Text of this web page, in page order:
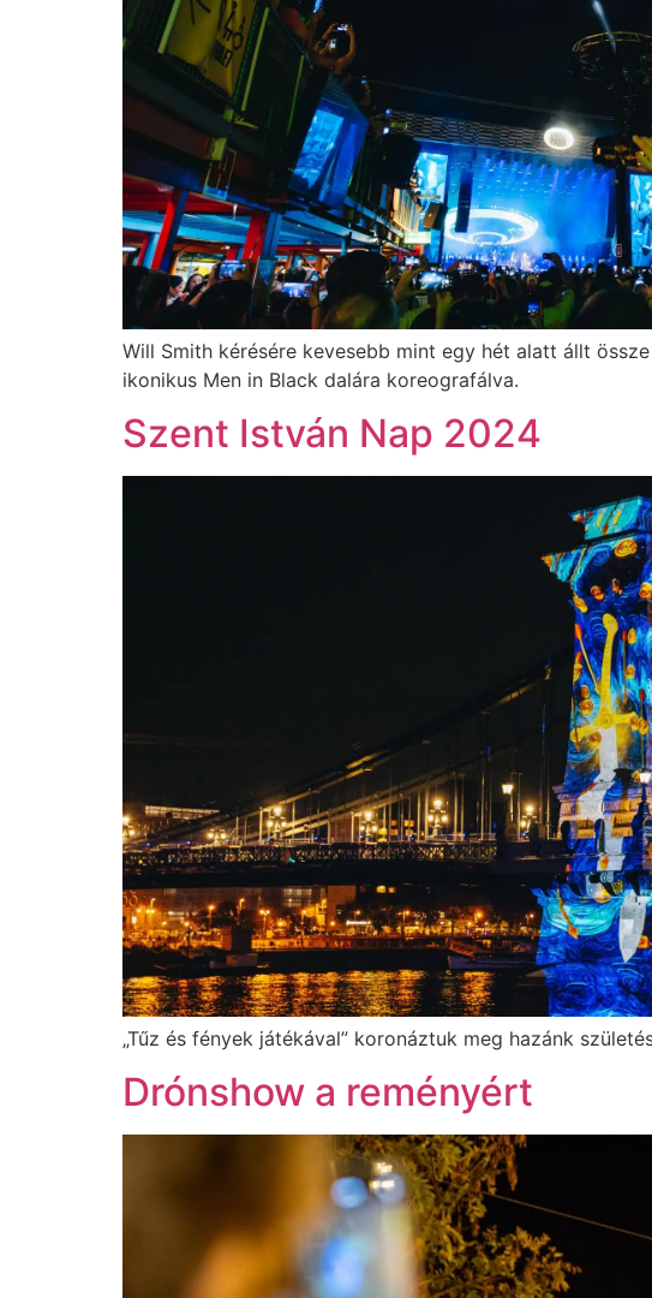
Will Smith kérésére kevesebb mint egy hét alatt állt
ikonikus Men in Black dalára koreografálva.
Szent István Nap 2024
„Tűz és fények játékával” koronáztuk meg hazánk
Drónshow a reményért